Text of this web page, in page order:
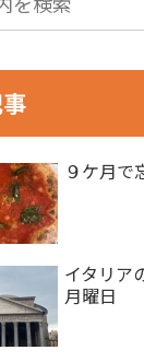
９ケ月で
イタリ
月曜日